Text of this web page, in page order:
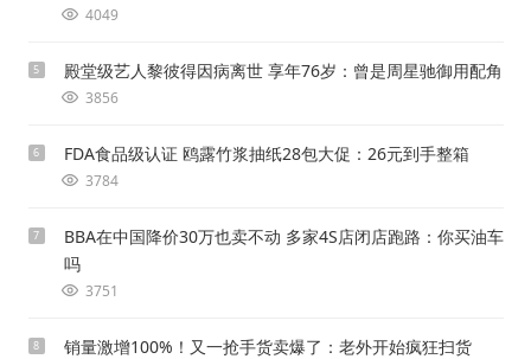
4049
5 殿堂级艺人黎彼得因病离世 享年76岁：曾是周星驰御用配角
3856
6 FDA食品级认证 鸥露竹浆抽纸28包大促：26元到手整箱
3784
7
BBA在中国降价30万也卖不动 多家4S店闭店跑路：你买油车
吗
3751
8 销量激增100%！又一抢手货卖爆了：老外开始疯狂扫货